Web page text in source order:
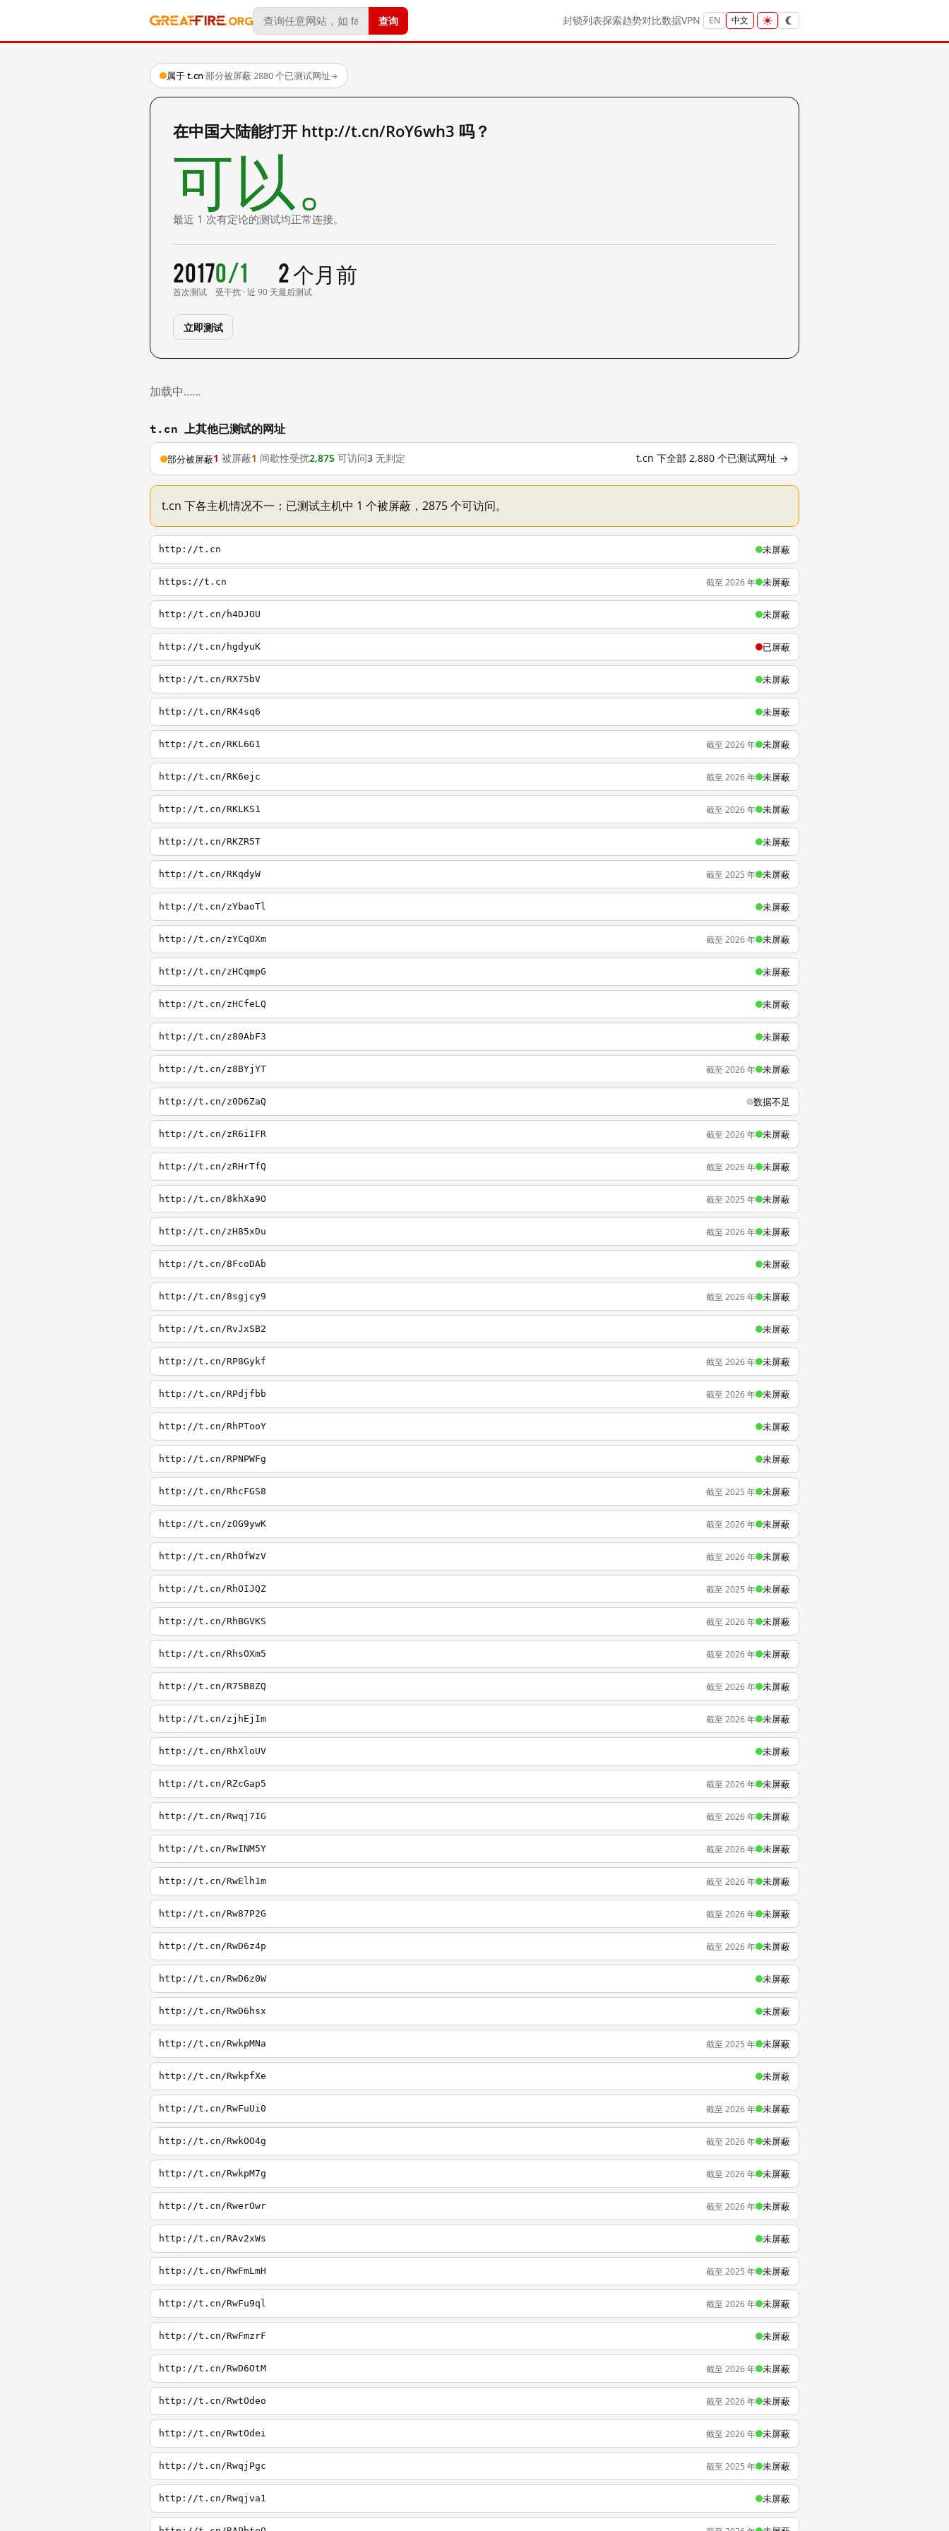
查询 封锁列表探索趋势对比数据VPN EN 中文
属于 t.cn·部分被屏蔽·2880 个已测试网址→
在中国大陆能打开 http://t.cn/RoY6wh3 吗？
可以。
最近 1 次有定论的测试均正常连接。
2017
首次测试
0/1
受干扰 · 近 90 天
2 个月前
最后测试
立即测试
加载中……
t.cn 上其他已测试的网址
部分被屏蔽1 被屏蔽1 间歇性受扰2,875 可访问3 无判定 t.cn 下全部 2,880 个已测试网址 →
t.cn 下各主机情况不一：已测试主机中 1 个被屏蔽，2875 个可访问。
http://t.cn 未屏蔽
https://t.cn 截至 2026 年 未屏蔽
http://t.cn/h4DJOU 未屏蔽
http://t.cn/hgdyuK 已屏蔽
http://t.cn/RX75bV 未屏蔽
http://t.cn/RK4sq6 未屏蔽
http://t.cn/RKL6G1 截至 2026 年 未屏蔽
http://t.cn/RK6ejc 截至 2026 年 未屏蔽
http://t.cn/RKLKS1 截至 2026 年 未屏蔽
http://t.cn/RKZR5T 未屏蔽
http://t.cn/RKqdyW 截至 2025 年 未屏蔽
http://t.cn/zYbaoTl 未屏蔽
http://t.cn/zYCqOXm 截至 2026 年 未屏蔽
http://t.cn/zHCqmpG 未屏蔽
http://t.cn/zHCfeLQ 未屏蔽
http://t.cn/z80AbF3 未屏蔽
http://t.cn/z8BYjYT 截至 2026 年 未屏蔽
http://t.cn/z0D6ZaQ 数据不足
http://t.cn/zR6iIFR 截至 2026 年 未屏蔽
http://t.cn/zRHrTfQ 截至 2026 年 未屏蔽
http://t.cn/8khXa9O 截至 2025 年 未屏蔽
http://t.cn/zH85xDu 截至 2026 年 未屏蔽
http://t.cn/8FcoDAb 未屏蔽
http://t.cn/8sgjcy9 截至 2026 年 未屏蔽
http://t.cn/RvJxSB2 未屏蔽
http://t.cn/RP8Gykf 截至 2026 年 未屏蔽
http://t.cn/RPdjfbb 截至 2026 年 未屏蔽
http://t.cn/RhPTooY 未屏蔽
http://t.cn/RPNPWFg 未屏蔽
http://t.cn/RhcFGS8 截至 2025 年 未屏蔽
http://t.cn/zOG9ywK 截至 2026 年 未屏蔽
http://t.cn/RhOfWzV 截至 2026 年 未屏蔽
http://t.cn/RhOIJQZ 截至 2025 年 未屏蔽
http://t.cn/RhBGVKS 截至 2026 年 未屏蔽
http://t.cn/RhsOXm5 截至 2026 年 未屏蔽
http://t.cn/R75B8ZQ 截至 2026 年 未屏蔽
http://t.cn/zjhEjIm 截至 2026 年 未屏蔽
http://t.cn/RhXloUV 未屏蔽
http://t.cn/RZcGap5 截至 2026 年 未屏蔽
http://t.cn/Rwqj7IG 截至 2026 年 未屏蔽
http://t.cn/RwINM5Y 截至 2026 年 未屏蔽
http://t.cn/RwElh1m 截至 2026 年 未屏蔽
http://t.cn/Rw87P2G 截至 2026 年 未屏蔽
http://t.cn/RwD6z4p 截至 2026 年 未屏蔽
http://t.cn/RwD6z0W 未屏蔽
http://t.cn/RwD6hsx 未屏蔽
http://t.cn/RwkpMNa 截至 2025 年 未屏蔽
http://t.cn/RwkpfXe 未屏蔽
http://t.cn/RwFuUi0 截至 2026 年 未屏蔽
http://t.cn/RwkOO4g 截至 2026 年 未屏蔽
http://t.cn/RwkpM7g 截至 2026 年 未屏蔽
http://t.cn/RwerOwr 截至 2026 年 未屏蔽
http://t.cn/RAv2xWs 未屏蔽
http://t.cn/RwFmLmH 截至 2025 年 未屏蔽
http://t.cn/RwFu9ql 截至 2026 年 未屏蔽
http://t.cn/RwFmzrF 未屏蔽
http://t.cn/RwD6OtM 截至 2026 年 未屏蔽
http://t.cn/RwtOdeo 截至 2026 年 未屏蔽
http://t.cn/RwtOdei 截至 2026 年 未屏蔽
http://t.cn/RwqjPgc 截至 2025 年 未屏蔽
http://t.cn/Rwqjva1 未屏蔽